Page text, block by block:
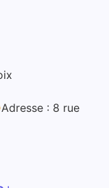
Adresse : 8 rue